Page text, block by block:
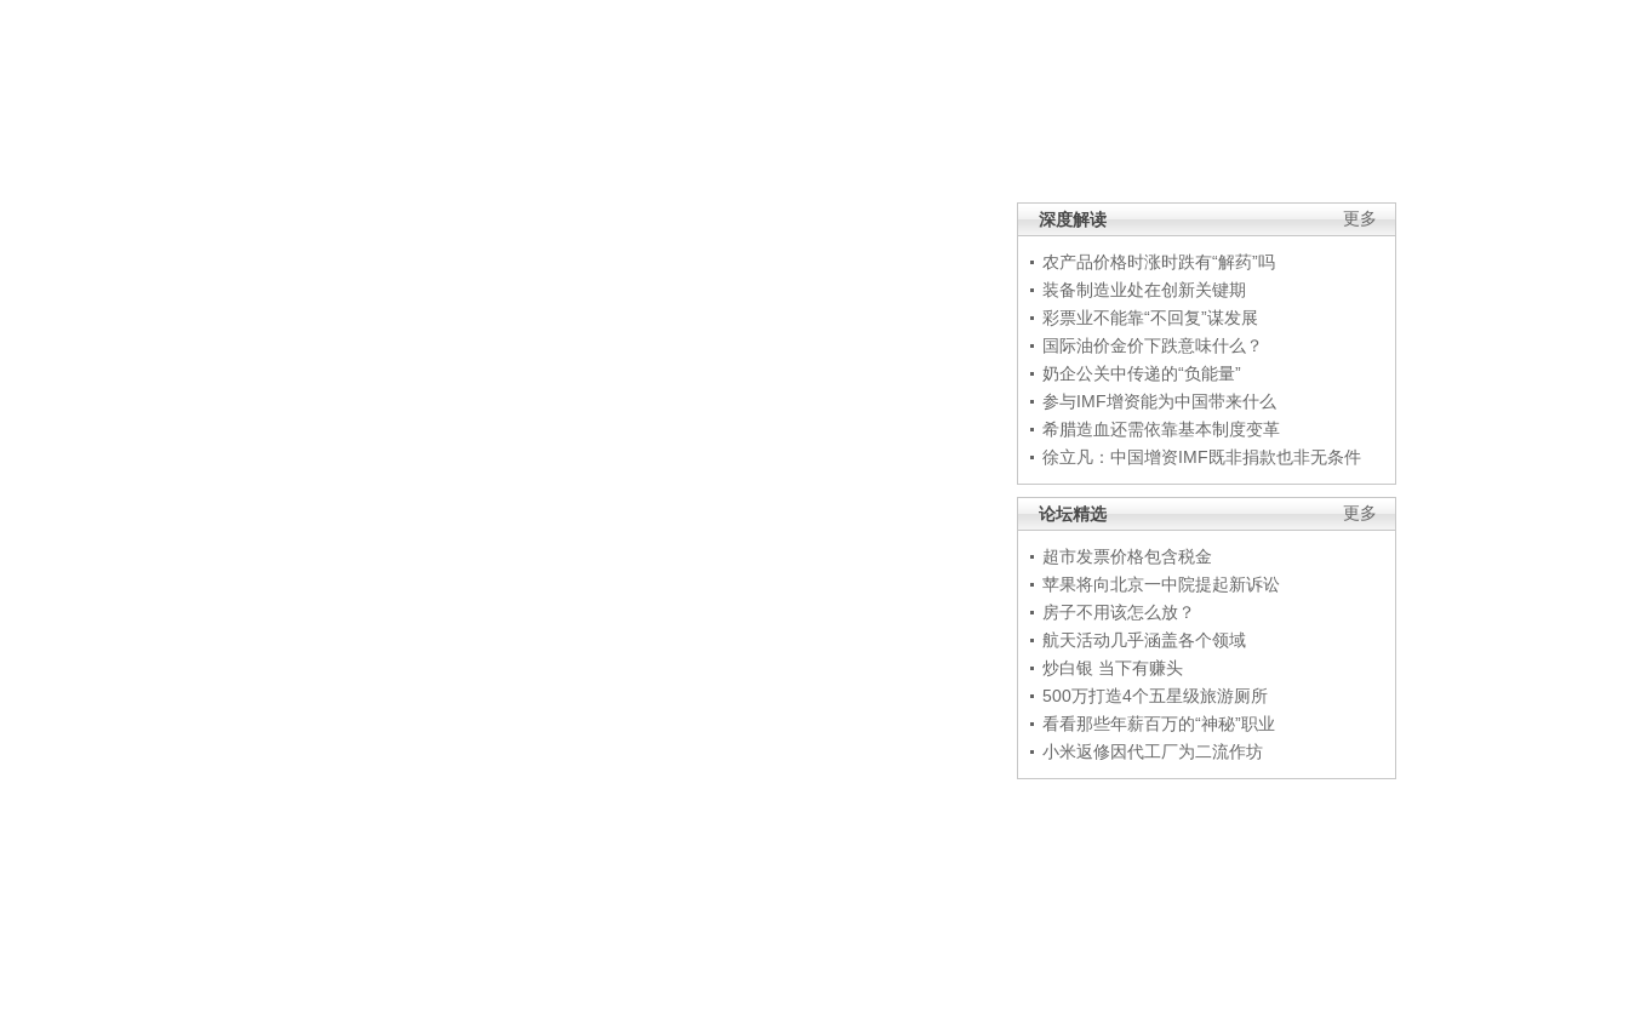
更多
深度解读
农产品价格时涨时跌有“解药”吗
装备制造业处在创新关键期
彩票业不能靠“不回复”谋发展
国际油价金价下跌意味什么？
奶企公关中传递的“负能量”
参与IMF增资能为中国带来什么
希腊造血还需依靠基本制度变革
徐立凡：中国增资IMF既非捐款也非无条件
更多
论坛精选
超市发票价格包含税金
苹果将向北京一中院提起新诉讼
房子不用该怎么放？
航天活动几乎涵盖各个领域
炒白银 当下有赚头
500万打造4个五星级旅游厕所
看看那些年薪百万的“神秘”职业
小米返修因代工厂为二流作坊